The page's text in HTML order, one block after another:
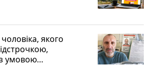
якого
з умовою…